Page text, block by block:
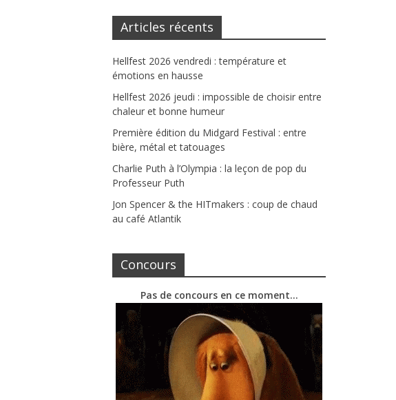
Articles récents
Hellfest 2026 vendredi : température et
émotions en hausse
Hellfest 2026 jeudi : impossible de choisir entre
chaleur et bonne humeur
Première édition du Midgard Festival : entre
bière, métal et tatouages
Charlie Puth à l’Olympia : la leçon de pop du
Professeur Puth
Jon Spencer & the HITmakers : coup de chaud
au café Atlantik
Concours
Pas de concours en ce moment…